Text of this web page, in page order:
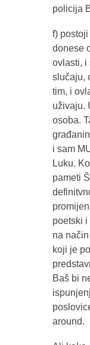
policija
f)
donese
ovlasti, i
slučaju,
tim, i
uživaju.
osoba.
i sam
Luku.
pameti
poetski i
na
koji je
Baš bi
around.